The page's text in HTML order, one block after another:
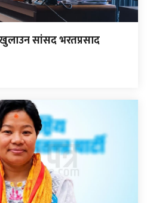
सांसद भरतप्रसाद